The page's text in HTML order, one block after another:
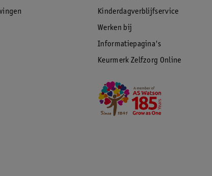
Kinderdagverblijfservice
Werken bij
Informatiepagina's
Keurmerk Zelfzorg Online